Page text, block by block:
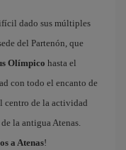
dado sus múltiples
sede del Partenón, que
Olímpico hasta el
con todo el encanto de
centro de la actividad
la antigua Atenas.
a Atenas!